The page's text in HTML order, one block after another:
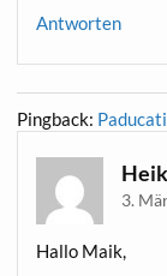
Antworten
Pingback:
3.
Hal­lo Maik,